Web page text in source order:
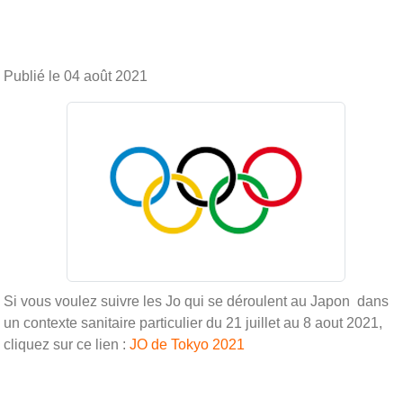
Publié le 04 août 2021
Si vous voulez suivre les Jo qui se déroulent au Japon dans
un contexte sanitaire particulier du 21 juillet au 8 aout 2021,
cliquez sur ce lien : JO de Tokyo 2021